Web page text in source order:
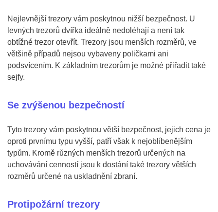
Nejlevnější trezory vám poskytnou nižší bezpečnost. U
levných trezorů dvířka ideálně nedoléhají a není tak
obtížné trezor otevřít. Trezory jsou menších rozměrů, ve
většině případů nejsou vybaveny poličkami ani
podsvícením. K základním trezorům je možné přiřadit také
sejfy.
Se zvýšenou bezpečností
Tyto trezory vám poskytnou větší bezpečnost, jejich cena je
oproti prvnímu typu vyšší, patří však k nejoblíbenějším
typům. Kromě různých menších trezorů určených na
uchovávání cenností jsou k dostání také trezory větších
rozměrů určené na uskladnění zbraní.
Protipožární trezory